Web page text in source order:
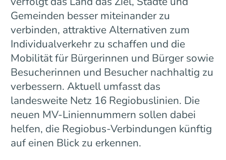
Gemeinden besser miteinander zu
verbinden, attraktive Alternativen zum
Individualverkehr zu schaffen und die
Mobilität für Bürgerinnen und Bürger sowie
Besucherinnen und Besucher nachhaltig zu
verbessern. Aktuell umfasst das
landesweite Netz 16 Regiobuslinien. Die
neuen MV-Liniennummern sollen dabei
helfen, die Regiobus-Verbindungen künftig
auf einen Blick zu erkennen.